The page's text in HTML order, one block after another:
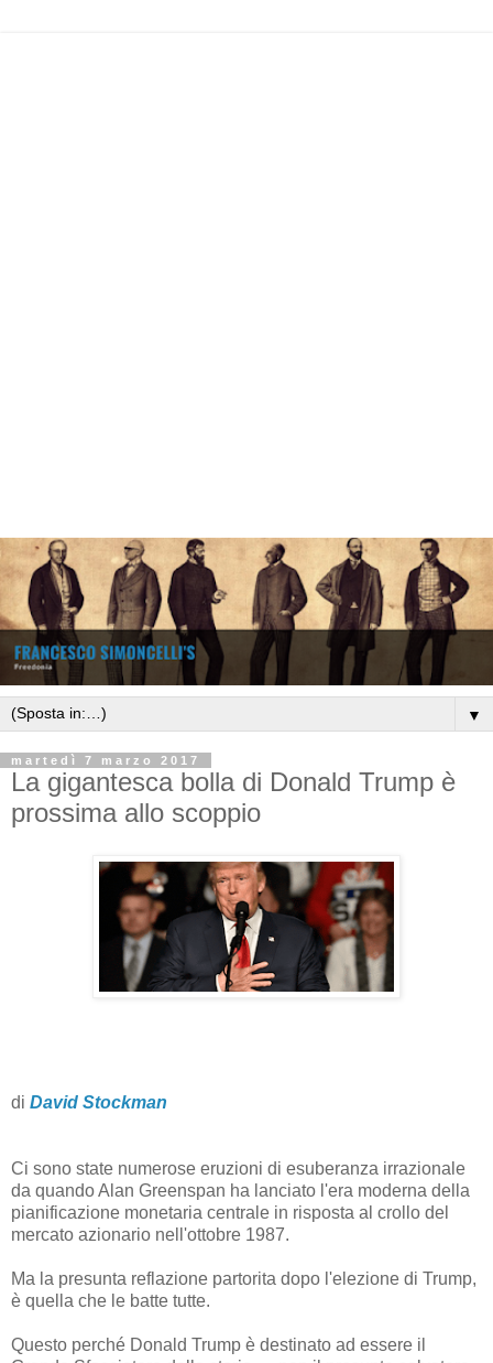
▼
martedì 7 marzo 2017
La gigantesca bolla di Donald Trump è
prossima allo scoppio
di David Stockman
Ci sono state numerose eruzioni di esuberanza irrazionale
da quando Alan Greenspan ha lanciato l'era moderna della
pianificazione monetaria centrale in risposta al crollo del
mercato azionario nell'ottobre 1987.
Ma la presunta reflazione partorita dopo l'elezione di Trump,
è quella che le batte tutte.
Questo perché Donald Trump è destinato ad essere il